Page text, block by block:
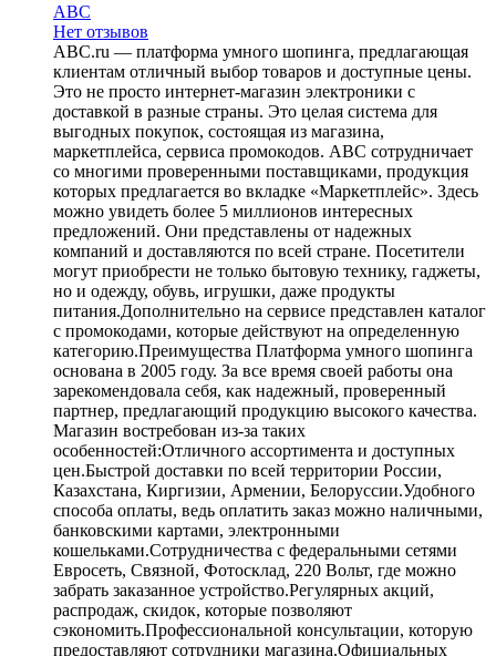
ABC
Нет отзывов
ABC.ru — платформа умного шопинга, предлагающая
клиентам отличный выбор товаров и доступные цены.
Это не просто интернет-магазин электроники с
доставкой в разные страны. Это целая система для
выгодных покупок, состоящая из магазина,
маркетплейса, сервиса промокодов. ABC сотрудничает
со многими проверенными поставщиками, продукция
которых предлагается во вкладке «Маркетплейс». Здесь
можно увидеть более 5 миллионов интересных
предложений. Они представлены от надежных
компаний и доставляются по всей стране. Посетители
могут приобрести не только бытовую технику, гаджеты,
но и одежду, обувь, игрушки, даже продукты
питания.Дополнительно на сервисе представлен каталог
с промокодами, которые действуют на определенную
категорию.Преимущества Платформа умного шопинга
основана в 2005 году. За все время своей работы она
зарекомендовала себя, как надежный, проверенный
партнер, предлагающий продукцию высокого качества.
Магазин востребован из-за таких
особенностей:Отличного ассортимента и доступных
цен.Быстрой доставки по всей территории России,
Казахстана, Киргизии, Армении, Белоруссии.Удобного
способа оплаты, ведь оплатить заказ можно наличными,
банковскими картами, электронными
кошельками.Сотрудничества с федеральными сетями
Евросеть, Связной, Фотосклад, 220 Вольт, где можно
забрать заказанное устройство.Регулярных акций,
распродаж, скидок, которые позволяют
сэкономить.Профессиональной консультации, которую
предоставляют сотрудники магазина.Официальных